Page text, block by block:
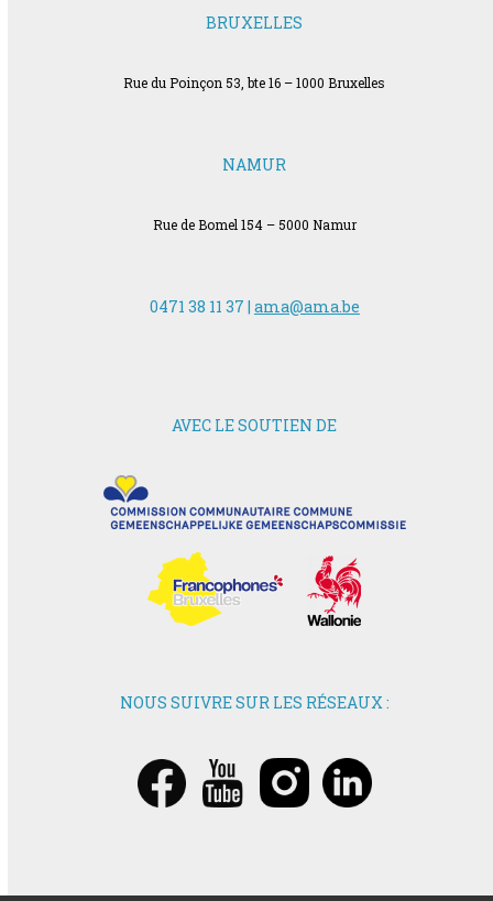
BRUXELLES
Rue du Poinçon 53, bte 16 – 1000 Bruxelles
NAMUR
Rue de Bomel 154 – 5000 Namur
0471 38 11 37 | ama@ama.be
AVEC LE SOUTIEN DE
NOUS SUIVRE SUR LES RÉSEAUX :